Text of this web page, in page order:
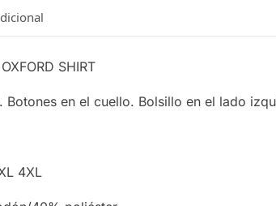
SHIRT
Botones en el cuello. Bolsillo en el lado
4XL